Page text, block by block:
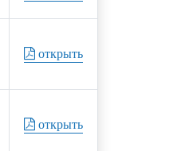
открыть
открыть